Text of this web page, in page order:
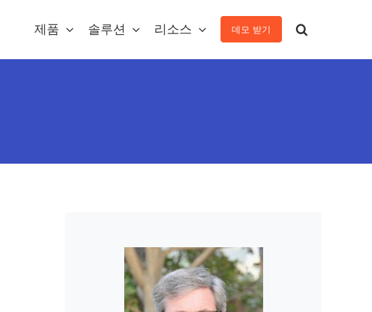
제품 솔루션 리소스 데모 받기